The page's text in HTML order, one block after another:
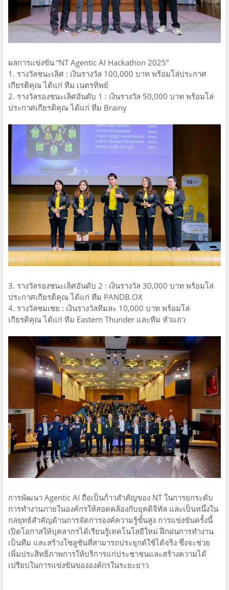
ผลการแข่งขัน “NT Agentic AI Hackathon 2025”
1. รางวัลชนะเลิศ : เงินรางวัล 100,000 บาท พร้อมโล่ประกาศ
เกียรติคุณ ได้แก่ ทีม เนตรทิพย์
2. รางวัลรองชนะเลิศอันดับ 1 : เงินรางวัล 50,000 บาท พร้อมโล่
ประกาศเกียรติคุณ ได้แก่ ทีม Brainy
3. รางวัลรองชนะเลิศอันดับ 2 : เงินรางวัล 30,000 บาท พร้อมโล่
ประกาศเกียรติคุณ ได้แก่ ทีม PANDB.OX
4. รางวัลชมเชย : เงินรางวัลทีมละ 10,000 บาท พร้อมโล่
เกียรติคุณ ได้แก่ ทีม Eastern Thunder และทีม หัวแถว
การพัฒนา Agentic AI ถือเป็นก้าวสำคัญของ NT ในการยกระดับ
การทำงานภายในองค์กรให้สอดคล้องกับยุคดิจิทัล และเป็นหนึ่งใน
กลยุทธ์สำคัญด้านการจัดการองค์ความรู้ขั้นสูง การแข่งขันครั้งนี้
เปิดโอกาสให้บุคลากรได้เรียนรู้เทคโนโลยีใหม่ ฝึกฝนการทำงาน
เป็นทีม และสร้างโซลูชันที่สามารถประยุกต์ใช้ได้จริง ซึ่งจะช่วย
เพิ่มประสิทธิภาพการให้บริการแก่ประชาชนและสร้างความได้
เปรียบในการแข่งขันขององค์กรในระยะยาว